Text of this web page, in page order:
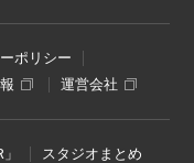
ポリシー
運営会社
スタジオまとめ